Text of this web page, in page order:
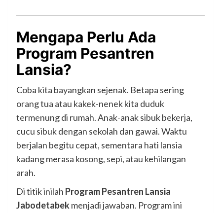
Mengapa Perlu Ada
Program Pesantren
Lansia?
Coba kita bayangkan sejenak. Betapa sering
orang tua atau kakek-nenek kita duduk
termenung di rumah. Anak-anak sibuk bekerja,
cucu sibuk dengan sekolah dan gawai. Waktu
berjalan begitu cepat, sementara hati lansia
kadang merasa kosong, sepi, atau kehilangan
arah.
Di titik inilah Program Pesantren Lansia
Jabodetabekmenjadi jawaban. Program ini